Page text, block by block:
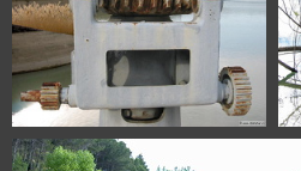
0367 Embalse de Ardisa Huesca
Spain